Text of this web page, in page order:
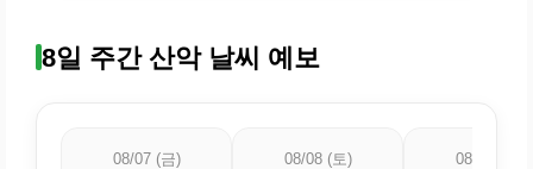
8일 주간 산악 날씨 예보
08/07 (금) 08/08 (토) 08/09 (일)